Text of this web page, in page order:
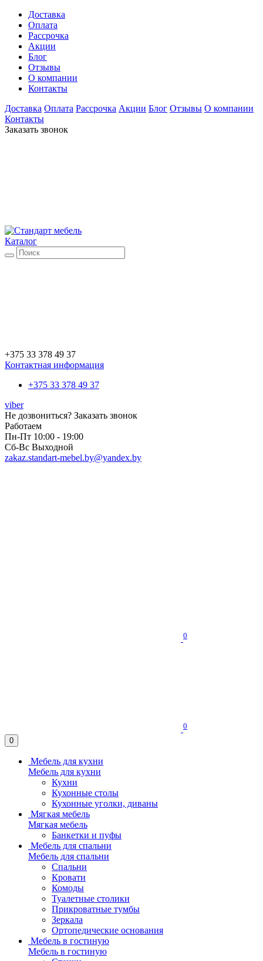
Доставка
Оплата
Рассрочка
Акции
Блог
Отзывы
О компании
Контакты
Доставка Оплата Рассрочка Акции Блог Отзывы О компании
Контакты
Заказать звонок
Каталог
+375 33 378 49 37
Контактная информация
+375 33 378 49 37
viber
Не дозвониться? Заказать звонок
Работаем
Пн-Пт 10:00 - 19:00
Сб-Вс Выходной
zakaz.standart-mebel.by@yandex.by
0
0
0
Мебель для кухни
Мебель для кухни
Кухни
Кухонные столы
Кухонные уголки, диваны
Мягкая мебель
Мягкая мебель
Банкетки и пуфы
Мебель для спальни
Мебель для спальни
Спальни
Кровати
Комоды
Туалетные столики
Прикроватные тумбы
Зеркала
Ортопедические основания
Мебель в гостиную
Мебель в гостиную